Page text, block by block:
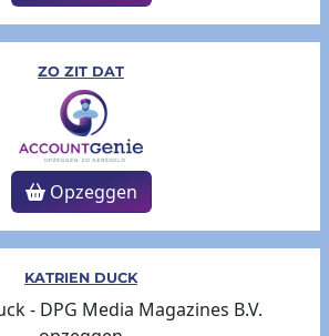
ZO ZIT DAT
Opzeggen
KATRIEN DUCK